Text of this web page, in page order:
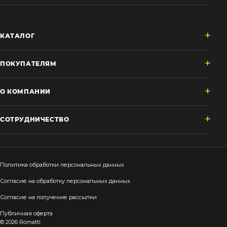
КАТАЛОГ
ПОКУПАТЕЛЯМ
О КОМПАНИИ
СОТРУДНИЧЕСТВО
Политика обработки персональных данных
Согласие на обработку персональных данных
Согласие на получение рассылки
Публичная оферта
© 2026 Romatti